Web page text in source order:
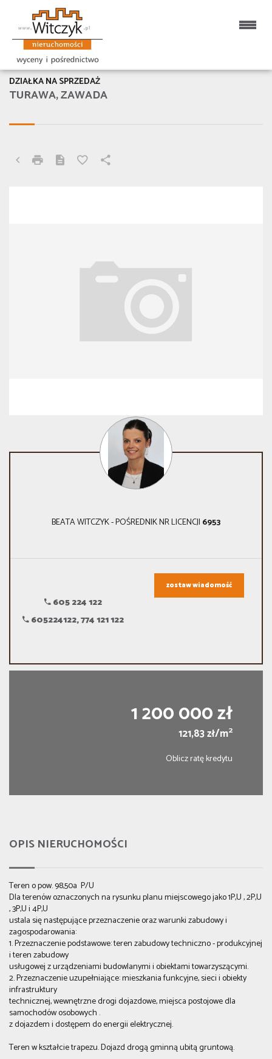
TURAWA, ZAWADA
DZIAŁKA NA SPRZEDAŻ
BEATA WITCZYK - POŚREDNIK NR LICENCJI 6953
605 224 122
605224122, 774 121 122
zostaw wiadomość
1 200 000 zł
121,83 zł/m2
Oblicz ratę kredytu
OPIS NIERUCHOMOŚCI
Teren o pow. 98,50a P/U
Dla terenów oznaczonych na rysunku planu miejscowego jako 1P,U , 2P,U
, 3P,U i 4P,U
ustala się następujące przeznaczenie oraz warunki zabudowy i
zagospodarowania:
1. Przeznaczenie podstawowe: teren zabudowy techniczno - produkcyjnej
i teren zabudowy
usługowej z urządzeniami budowlanymi i obiektami towarzyszącymi.
2. Przeznaczenie uzupełniające: mieszkania funkcyjne, sieci i obiekty
infrastruktury
technicznej, wewnętrzne drogi dojazdowe, miejsca postojowe dla
samochodów osobowych .
z dojazdem i dostępem do energii elektrycznej.
Teren w kształcie trapezu. Dojazd drogą gminną ubitą gruntową.